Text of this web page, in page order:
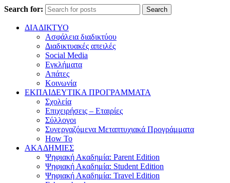
Search for: Search
ΔΙΑΔΙΚΤΥΟ
Ασφάλεια διαδικτύου
Διαδικτυακές απειλές
Social Media
Εγκλήματα
Απάτες
Κοινωνία
ΕΚΠΑΙΔΕΥΤΙΚΑ ΠΡΟΓΡΑΜΜΑΤΑ
Σχολεία
Επιχειρήσεις – Εταιρίες
Σύλλογοι
Συνεργαζόμενα Μεταπτυχιακά Προγράμματα
How To
ΑΚΑΔΗΜΙΕΣ
Ψηφιακή Ακαδημία: Parent Edition
Ψηφιακή Ακαδημία: Student Edition
Ψηφιακή Ακαδημία: Travel Edition